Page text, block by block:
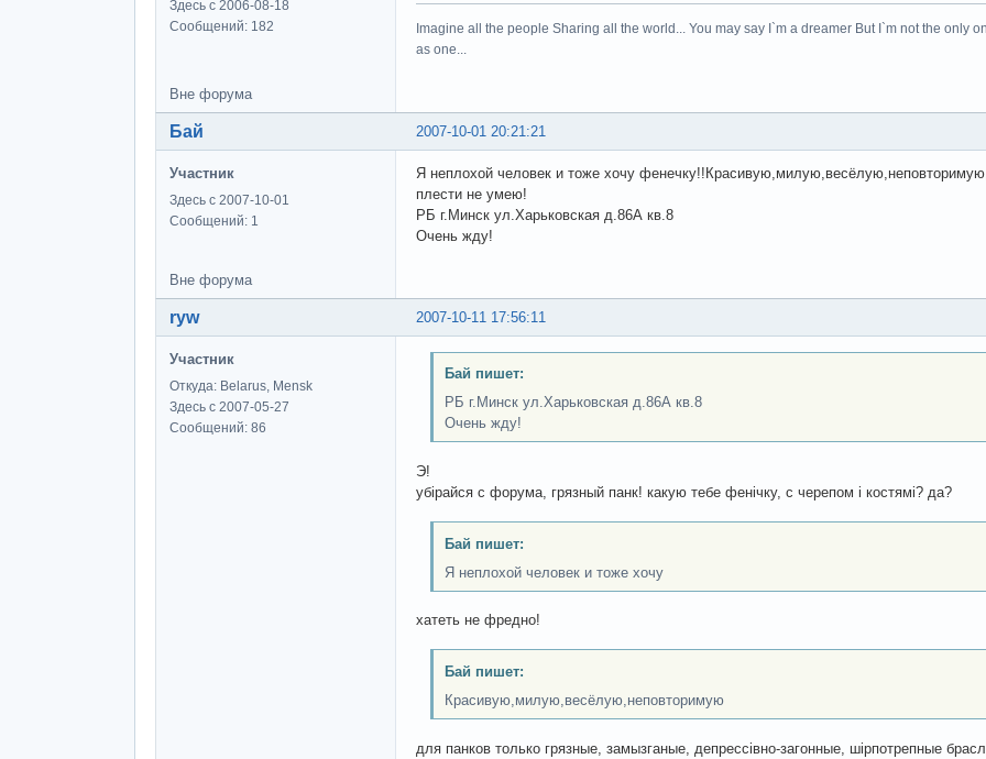
Здесь с 2006-08-18
Сообщений: 182
Imagine all the people Sharing all the world... You may say I`m a dreamer But I`m not the only
as one...
Вне форума
2007-10-01 20:21:21
Бай
Участник
Здесь с 2007-10-01
Сообщений: 1
Я неплохой человек и тоже хочу
плести не умею!
РБ г.Минск ул.Харьковская д.86А кв.8
Очень жду!
Вне форума
2007-10-11 17:56:11
ryw
Участник
Откуда: Belarus, Mensk
Здесь с 2007-05-27
Сообщений: 86
Бай пишет:
РБ г.Минск ул.Харьковская д.86А кв.8
Очень жду!
Э!
убірайся с форума, грязный панк! какую тебе фенічку, с черепом і костямі? да?
Бай пишет:
Я неплохой человек и тоже хочу
хатеть не фредно!
Бай пишет:
Красивую,милую,весёлую,неповторимую
для панков только грязные, замызганые, депрессівно-загонные, шірпотрепные